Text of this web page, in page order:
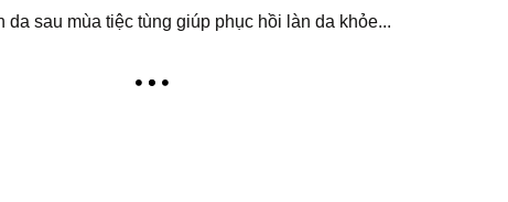
da sau mùa tiệc tùng giúp phục hồi làn da khỏe...